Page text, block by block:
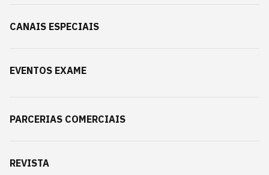
CANAIS ESPECIAIS
EVENTOS EXAME
PARCERIAS COMERCIAIS
REVISTA